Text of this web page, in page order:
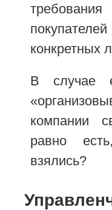
конкретных
В случае
компании
равно
взялись?